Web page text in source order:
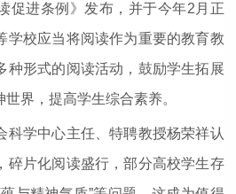
进条例》发布，并于今年2月正
学校应当将阅读作为重要的教育教
种形式的阅读活动，鼓励学生拓展
界，提高学生综合素养。
学中心主任、特聘教授杨荣祥认
碎片化阅读盛行，部分高校学生存